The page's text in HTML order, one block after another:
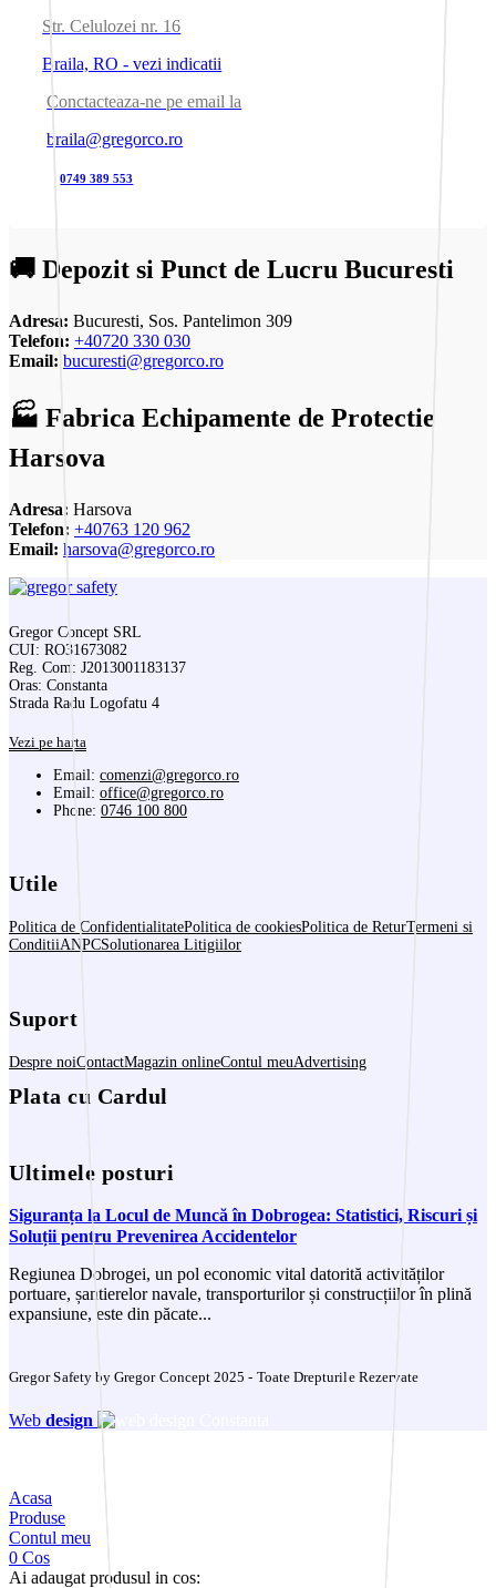
Str. Celulozei nr. 16
Braila, RO - vezi indicatii
Conctacteaza-ne pe email la
braila@gregorco.ro
0749 389 553
🚚 Depozit si Punct de Lucru Bucuresti
Adresa: Bucuresti, Sos. Pantelimon 309
Telefon: +40720 330 030
Email: bucuresti@gregorco.ro
🏭 Fabrica Echipamente de Protectie
Harsova
Adresa: Harsova
Telefon: +40763 120 962
Email: harsova@gregorco.ro
Gregor Concept SRL
CUI: RO31673082
Reg. Com: J2013001183137
Oras: Constanta
Strada Radu Logofatu 4
Vezi pe harta
Email: comenzi@gregorco.ro
Email: office@gregorco.ro
Phone: 0746 100 800
Utile
Politica de ConfidentialitatePolitica de cookiesPolitica de ReturTermeni si
ConditiiANPCSolutionarea Litigiilor
Suport
Despre noiContactMagazin onlineContul meuAdvertising
Plata cu Cardul
Ultimele posturi
Siguranța la Locul de Muncă în Dobrogea: Statistici, Riscuri și
Soluții pentru Prevenirea Accidentelor
Regiunea Dobrogei, un pol economic vital datorită activităților
portuare, șantierelor navale, transporturilor și construcțiilor în plină
expansiune, este din păcate...
Gregor Safety by Gregor Concept 2025 - Toate Drepturile Rezervate
Web design
Acasa
Produse
Contul meu
0 Cos
Ai adaugat produsul in cos: